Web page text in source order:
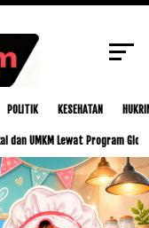
POLITIK KESEHATAN
Lewat Program Glorious Golo